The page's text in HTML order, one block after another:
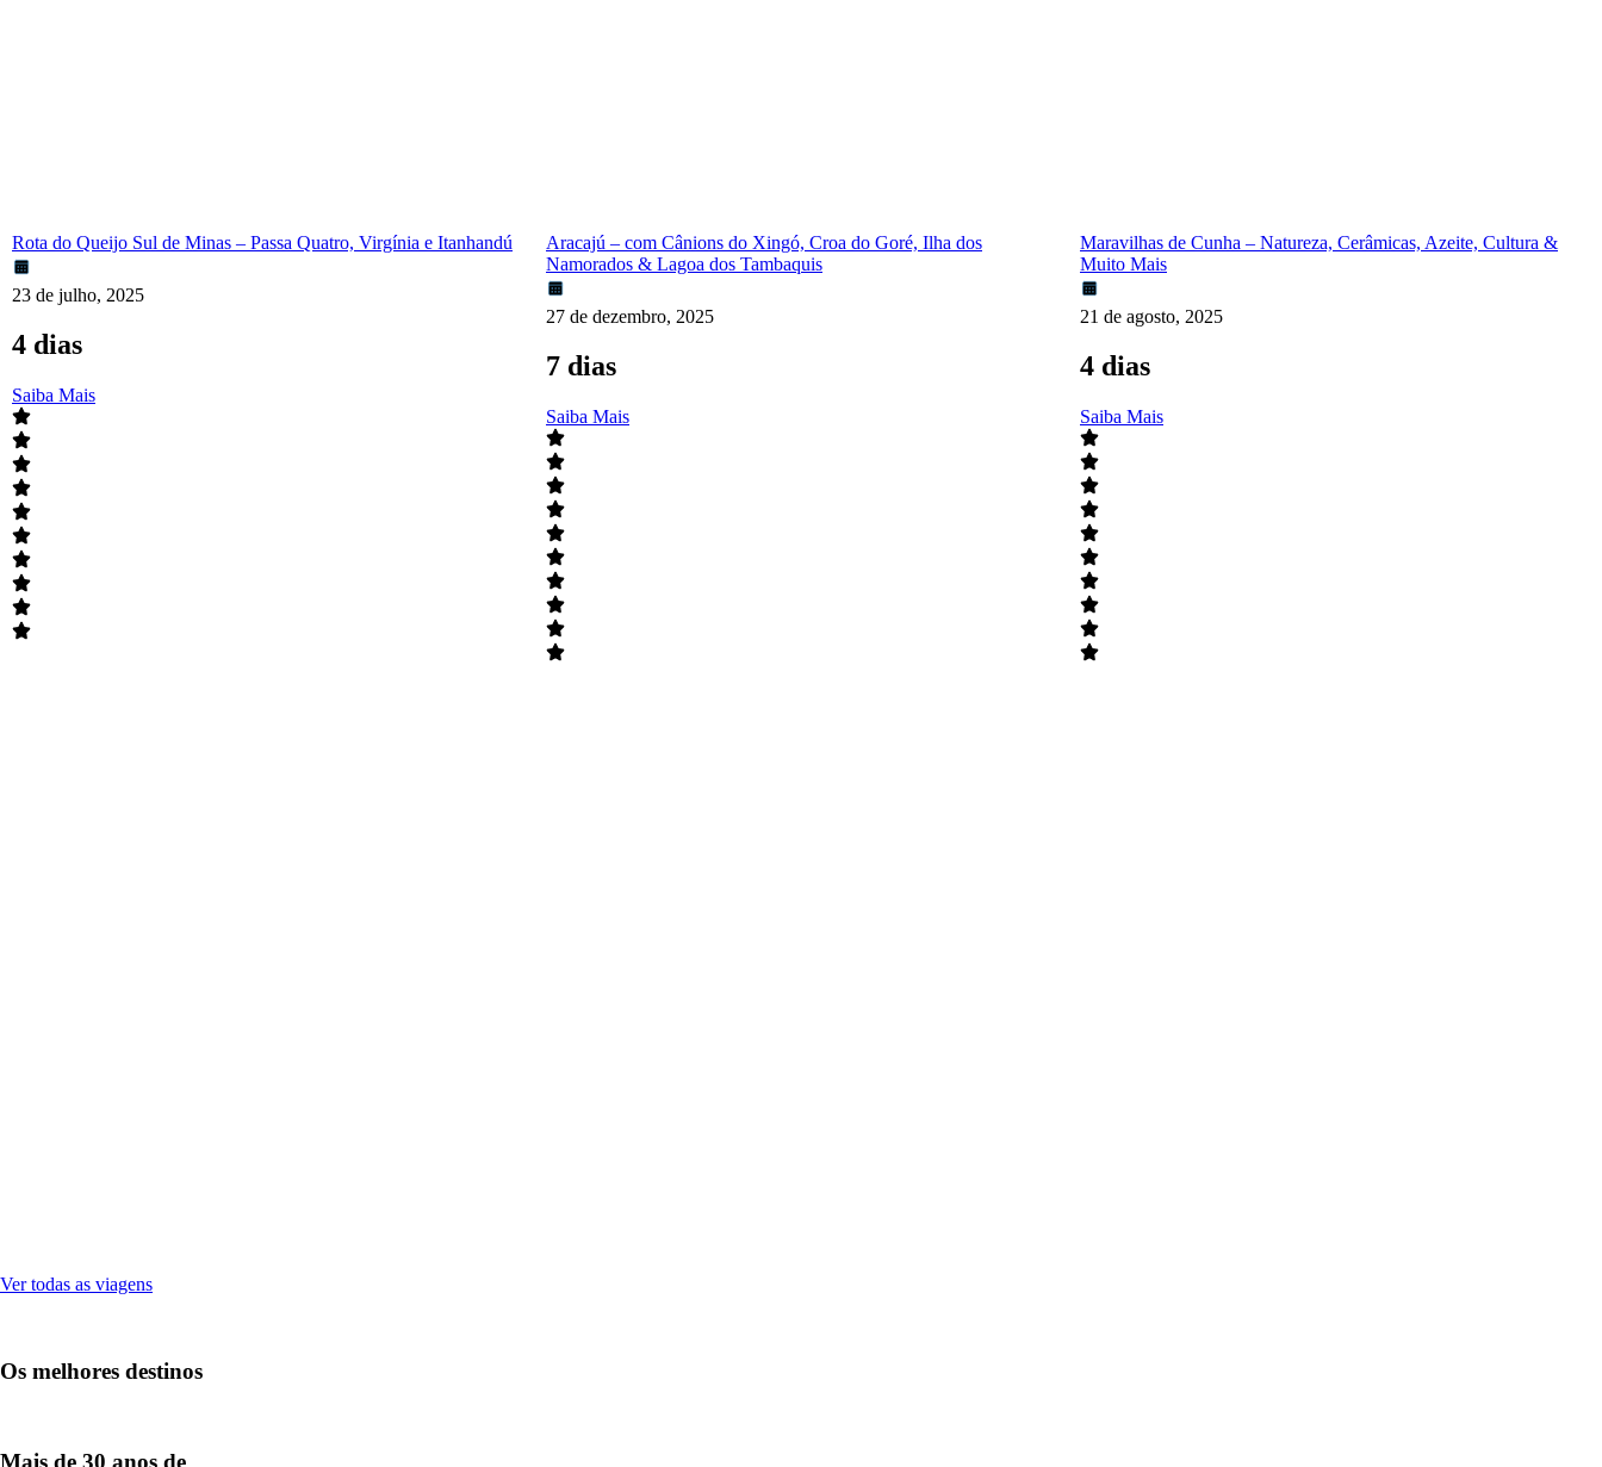
Rota do Queijo Sul de Minas – Passa Quatro, Virgínia e Itanhandú
23 de julho, 2025
4 dias
Saiba Mais
Aracajú – com Cânions do Xingó, Croa do Goré, Ilha dos
Namorados & Lagoa dos Tambaquis
27 de dezembro, 2025
7 dias
Saiba Mais
Maravilhas de Cunha – Natureza, Cerâmicas, Azeite, Cultura &
Muito Mais
21 de agosto, 2025
4 dias
Saiba Mais
Ver todas as viagens
Os melhores destinos